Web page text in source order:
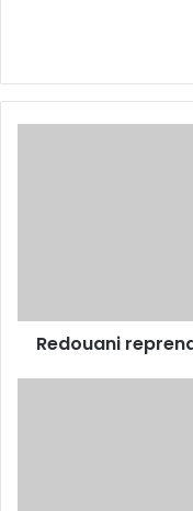
Redouani